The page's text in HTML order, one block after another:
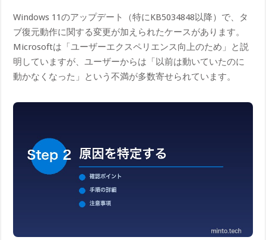
Windows 11のアップデート（特にKB5034848以降）で、タ
ブ復元動作に関する変更が加えられたケースがあります。
Microsoftは「ユーザーエクスペリエンス向上のため」と説
明していますが、ユーザーからは「以前は動いていたのに
動かなくなった」という不満が多数寄せられています。